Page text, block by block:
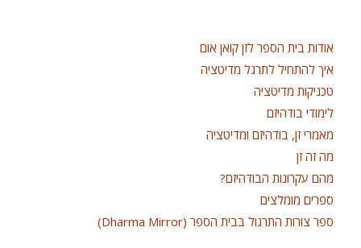
אודות בית הספר לזן קואן אום
איך להתחיל לתרגל מדיטציה
טכניקות מדיטציה
לימודי בודהיזם
מאמרי זן, בודהיזם ומדיטציה
מה זה זן
מהם עקרונות הבודהיזם?
ספרים מומלצים
ספר צורות התרגול בבית הספר (Dharma Mirror)